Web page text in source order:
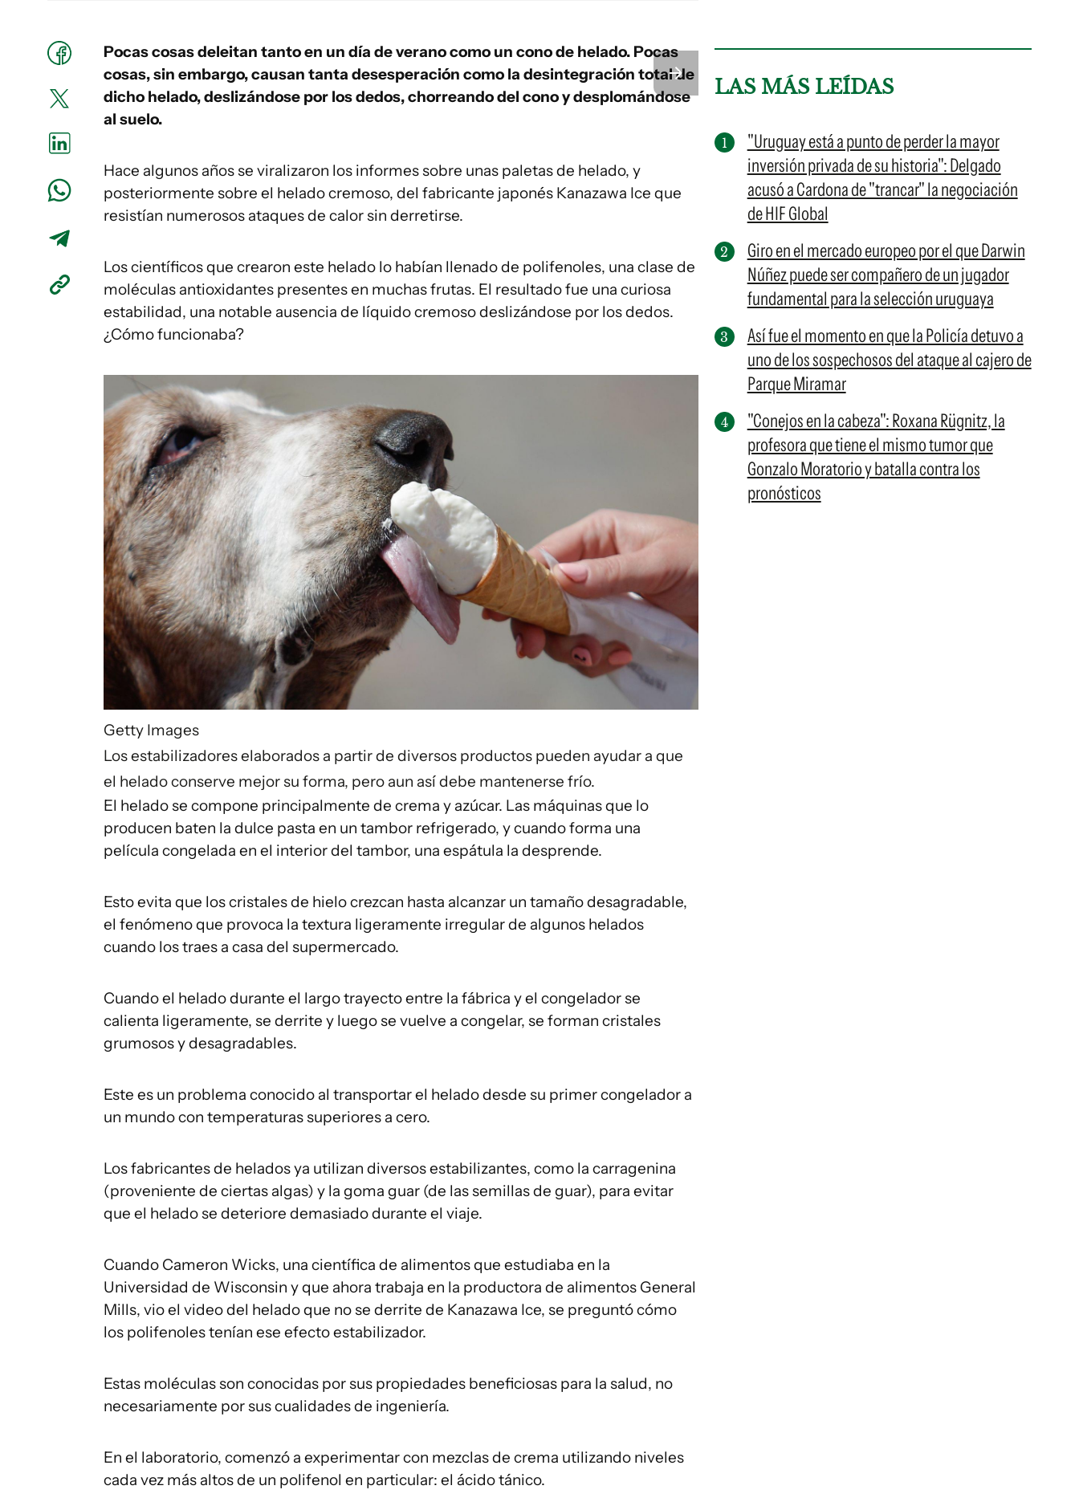
Pocas cosas deleitan tanto en un día de verano como un cono de helado. Pocas
cosas, sin embargo, causan tanta desesperación como la desintegración total de
dicho helado, deslizándose por los dedos, chorreando del cono y desplomándose
al suelo.
Hace algunos años se viralizaron los informes sobre unas paletas de helado, y
posteriormente sobre el helado cremoso, del fabricante japonés Kanazawa Ice que
resistían numerosos ataques de calor sin derretirse.
Los científicos que crearon este helado lo habían llenado de polifenoles, una clase de
moléculas antioxidantes presentes en muchas frutas. El resultado fue una curiosa
estabilidad, una notable ausencia de líquido cremoso deslizándose por los dedos.
¿Cómo funcionaba?
Getty Images
Los estabilizadores elaborados a partir de diversos productos pueden ayudar a que
el helado conserve mejor su forma, pero aun así debe mantenerse frío.
El helado se compone principalmente de crema y azúcar. Las máquinas que lo
producen baten la dulce pasta en un tambor refrigerado, y cuando forma una
película congelada en el interior del tambor, una espátula la desprende.
Esto evita que los cristales de hielo crezcan hasta alcanzar un tamaño desagradable,
el fenómeno que provoca la textura ligeramente irregular de algunos helados
cuando los traes a casa del supermercado.
Cuando el helado durante el largo trayecto entre la fábrica y el congelador se
calienta ligeramente, se derrite y luego se vuelve a congelar, se forman cristales
grumosos y desagradables.
Este es un problema conocido al transportar el helado desde su primer congelador a
un mundo con temperaturas superiores a cero.
Los fabricantes de helados ya utilizan diversos estabilizantes, como la carragenina
(proveniente de ciertas algas) y la goma guar (de las semillas de guar), para evitar
que el helado se deteriore demasiado durante el viaje.
Cuando Cameron Wicks, una científica de alimentos que estudiaba en la
Universidad de Wisconsin y que ahora trabaja en la productora de alimentos General
Mills, vio el video del helado que no se derrite de Kanazawa Ice, se preguntó cómo
los polifenoles tenían ese efecto estabilizador.
Estas moléculas son conocidas por sus propiedades beneficiosas para la salud, no
necesariamente por sus cualidades de ingeniería.
En el laboratorio, comenzó a experimentar con mezclas de crema utilizando niveles
cada vez más altos de un polifenol en particular: el ácido tánico.
LAS MÁS LEÍDAS
"Uruguay está a punto de perder la mayor
inversión privada de su historia": Delgado
acusó a Cardona de "trancar" la negociación
de HIF Global
Giro en el mercado europeo por el que Darwin
Núñez puede ser compañero de un jugador
fundamental para la selección uruguaya
Así fue el momento en que la Policía detuvo a
uno de los sospechosos del ataque al cajero de
Parque Miramar
"Conejos en la cabeza": Roxana Rügnitz, la
profesora que tiene el mismo tumor que
Gonzalo Moratorio y batalla contra los
pronósticos